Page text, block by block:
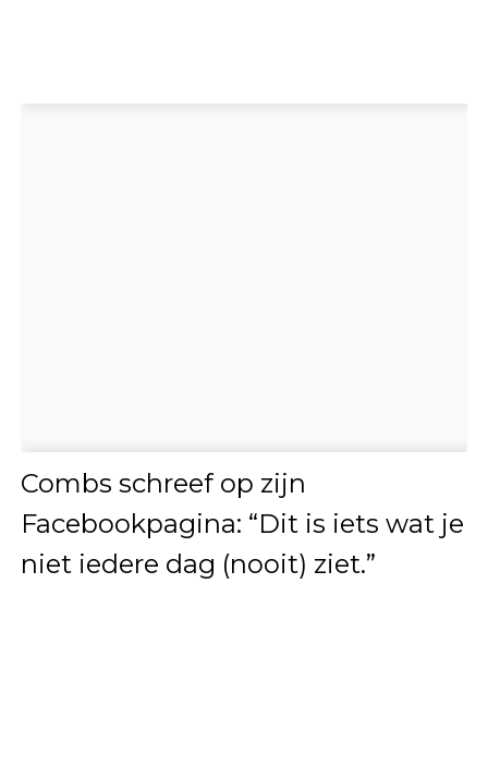
Combs schreef op zijn
Facebookpagina: “Dit is iets wat je
niet iedere dag (nooit) ziet.”